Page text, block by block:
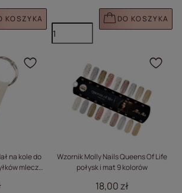
KOSZYKA DO KOSZYKA
na kole do
mleczny
Kliknij, aby dodać
Wzornik Molly Nails Queens Of Life
połysk i mat 9 kolorów
18,00 zł